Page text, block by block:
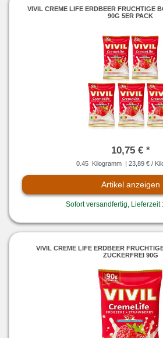
VIVIL CREME LIFE ERDBEER FRUCHTIGE
90G 5ER PACK
10,75 € *
0.45 Kilogramm | 23,89 € /
Artikel anzeigen
Sofort versandfertig, Lieferzeit
VIVIL CREME LIFE ERDBEER
ZUCKERFREI 90G